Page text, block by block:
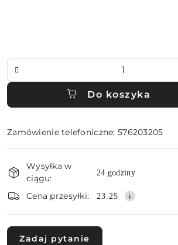
Do koszyka
Zamówienie telefoniczne: 576203205
i
dostawa
Wysyłka w
ciągu:
24 godziny
Cena przesyłki: 23.25
Zadaj pytanie